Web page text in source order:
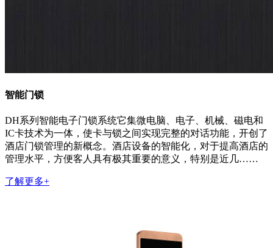
智能门锁
DH系列智能电子门锁系统它集微电脑、电子、机械、磁电和
IC卡技术为一体，使卡与锁之间实现完整的对话功能，开创了
酒店门锁管理的新概念。酒店设备的智能化，对于提高酒店的
管理水平，方便客人具有极其重要的意义，特别是近几……
了解更多+